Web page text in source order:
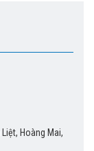
Hoàng Mai,